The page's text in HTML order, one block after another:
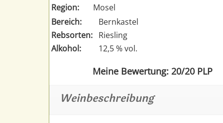
Region:
Mosel
Bereich:
Bernkastel
Rebsorten: Riesling
Alkohol:
12,5 % vol.
Meine Bewertung: 20/20 PLP
Weinbeschreibung